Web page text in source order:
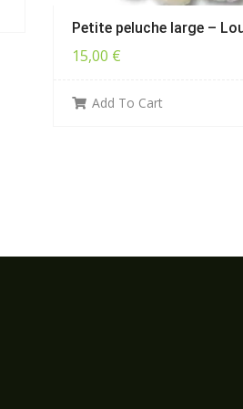
Petite peluche large –
15,00 €
Add To Cart